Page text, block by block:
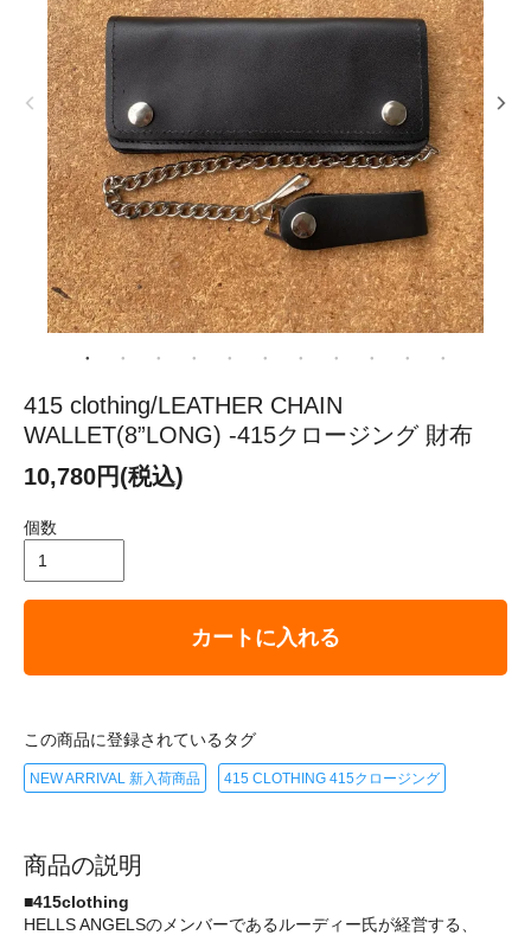
415 clothing/LEATHER CHAIN
WALLET(8”LONG) -415クロージング 財布
10,780円(税込)
個数
カートに入れる
この商品に登録されているタグ
NEW ARRIVAL 新入荷商品 415 CLOTHING 415クロージング
商品の説明
■415clothing
HELLS ANGELSのメンバーであるルーディー氏が経営する、